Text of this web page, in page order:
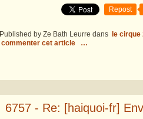
Repost
Published by Ze Bath Leurre dans le cirque
commenter cet article
…
6757 - Re: [haiquoi-fr]